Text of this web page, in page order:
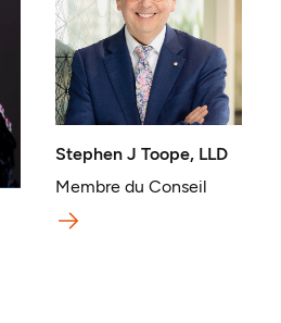
Stephen J Toope, LLD
Membre du Conseil